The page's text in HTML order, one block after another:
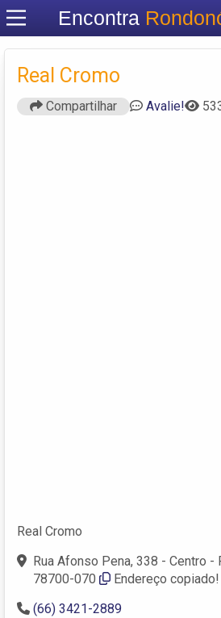
Encontra
Real Cromo
Compartilhar Avalie!
Real Cromo
Rua Afonso Pena, 338 - Centro
78700-070
Endereço copiado!
(66) 3421-2889